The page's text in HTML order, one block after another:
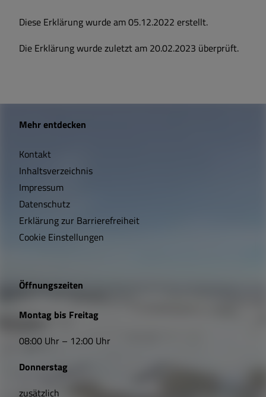
Diese Erklärung wurde am 05.12.2022 erstellt.
Die Erklärung wurde zuletzt am 20.02.2023 überprüft.
W
c
h
t
i
e
L
n
k
Mehr entdecken
Kontakt
Inhaltsverzeichnis
Impressum
Datenschutz
Erklärung zur Barrierefreiheit
Cookie Einstellungen
Öffnungszeiten
Montag bis Freitag
08:00 Uhr – 12:00 Uhr
Donnerstag
zusätzlich